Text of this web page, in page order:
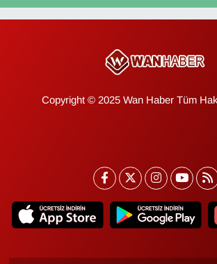
Copyright © 2025 Wan Haber Tüm